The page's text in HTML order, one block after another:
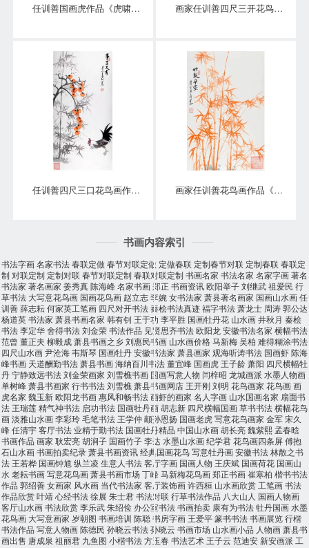
任训善国画虎作品《虎啸泉鸣》四尺整张真迹 画家任训善四尺三开花鸟画作品《硕果》
任训善四尺三口花鸟画作品《事事大吉》 画家任训善花鸟画作品《竹报平安》
书画内容索引
书法字画名家书法春联定做春节对联定做 定做春联 定制春节对联 定制春联春联定
制 对联定制 定制对联春节对联定制 春联对联定制 书画名家 书法名家 名家字画著名
书法家 著名画家 姜秀真陈海峰名家书画郑正 书画资讯欧阳举子刘继武祖爱民 行
草书法 大写意花鸟画 国画花鸟画 赵立志李婉 女书法家 萧县著名画家 国画山水画任
训善薛志耘何家英工笔画 四尺对开书法秦桧书法真迹福字书法萧龙士 周涛郭公达
杨道英书法家 萧县书画名家 韩有钊 王于功 李平胜 国画牡丹花 山水画井秋月 秦桧
书法李定华舍得书法刘金荣书法作品 见贤思齐书法欧阳龙安徽书法名家 横幅书法
范曾 董正夫 柳毅成萧县书画之乡刘惠民书画 山水画价格马新梅吴柏 难得糊涂书法
四尺山水画尹沧海韦斯琴 国画牡丹安徽书法家 萧县画家 观海听涛书法 国画虾陈海
峰书画 天道酬勤书法萧县书画海纳百川书法董宜峰 国画虎 王子龄萧阳 四尺横幅牡
丹宁静致远书法刘金荣画家 刘雪樵书画 国画写意人物 闫梓昭 龙城画派 水墨人物画
单树峰萧县书画家 行书书法刘雪樵萧县书画网店 王开刚刘明 花鸟画家 花鸟画画
虎名家 魏玉新欧阳龙书画惠风和畅书法画虾的画家 名人字画 山水国画名家 扇面书
法 王瑞莲精气神书法 启功书法 国画牡丹画胡志新 四尺横幅国画草书书法横幅花鸟
画淡雅山水画李彩玲毛笔书法 王学仲颛孙恩扬 国画老虎写意花鸟画家 金军宋久
峰任清宇客厅书法业精于勤书法 国画牡丹精品 中国山水画胡长亮魏紫熙孟春晗
书画作品 画家 耿宏亮胡涧子 国画竹子李达水墨山水画纪学君花鸟画四条屏傅抱
石山水画书画拍卖纪录萧县书画资讯经典国画花鸟写意牡丹画安徽书法林散之书
法 王若桦 国画钟馗纵兰凌 生意人书法客厅字画 国画人物 王庆斌 国画荷花 国画山
水 老耘书画写意花鸟画萧县书画市场 丁峰马新梅花鸟画郑正书画崔寒柏 楷书书法
作品 郭绍善女画家 风水画 当代书法家 客厅装饰画许西桓 山水画欣赏 工笔画书法
作品欣赏叶靖心经书法徐展 朱士君书法对联行草书法作品 八大山人 国画人物画
客厅山水画书法欣赏李乐武朱绍俭 办公室书法书画拍卖 康有为书法牡丹国画水墨
花鸟画 大写意画家 岁朝图 书画培训 陈聪书房字画 王爱平篆书书法书画展览行楷
书法作品 写意人物画陈德民 孙晓云书法孙晓云 书画市场 山水画小品 人物画萧县书
画出售 唐成泉 祖丽君 九鱼图 小楷书法方玉春书法艺术 王子云 范迪安 新安画派 工